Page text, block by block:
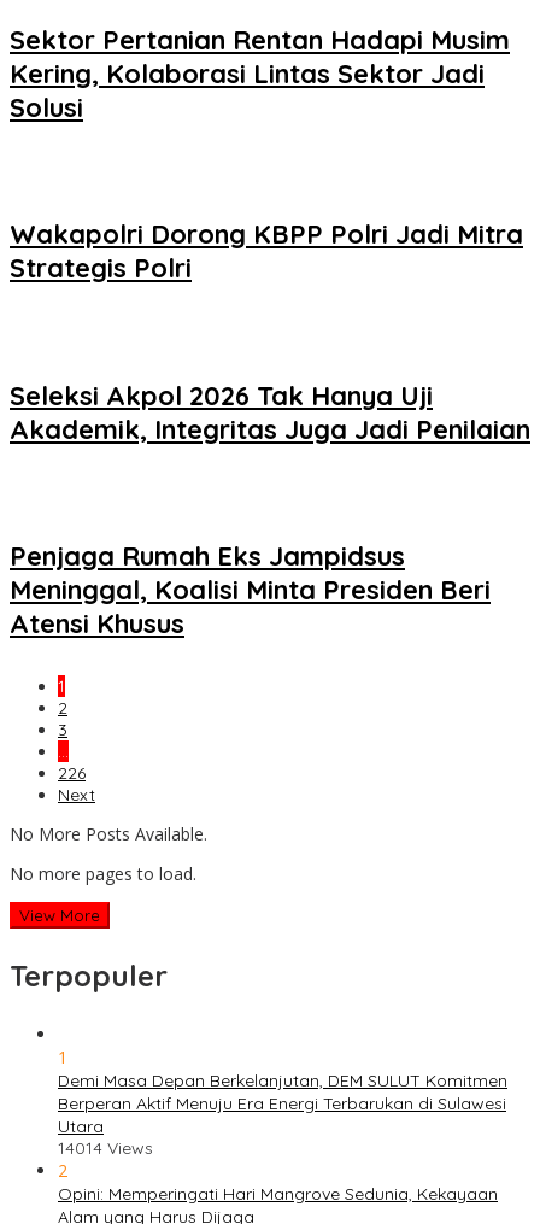
Sektor Pertanian Rentan Hadapi Musim
Kering, Kolaborasi Lintas Sektor Jadi
Solusi
Wakapolri Dorong KBPP Polri Jadi Mitra
Strategis Polri
Seleksi Akpol 2026 Tak Hanya Uji
Akademik, Integritas Juga Jadi Penilaian
Penjaga Rumah Eks Jampidsus
Meninggal, Koalisi Minta Presiden Beri
Atensi Khusus
1
2
3
…
226
Next
No More Posts Available.
No more pages to load.
View More
Terpopuler
1
Demi Masa Depan Berkelanjutan, DEM SULUT Komitmen
Berperan Aktif Menuju Era Energi Terbarukan di Sulawesi
Utara
14014 Views
2
Opini: Memperingati Hari Mangrove Sedunia, Kekayaan
Alam yang Harus Dijaga